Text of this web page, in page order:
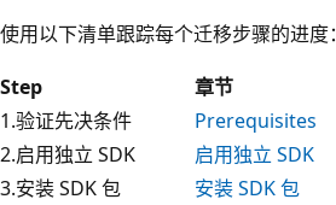
使用以下清单跟踪每个迁移步骤的进度：
Step
章节
1.验证先决条件
Prerequisites
2.启用独立 SDK
启用独立 SDK
3.安装 SDK 包
安装 SDK 包